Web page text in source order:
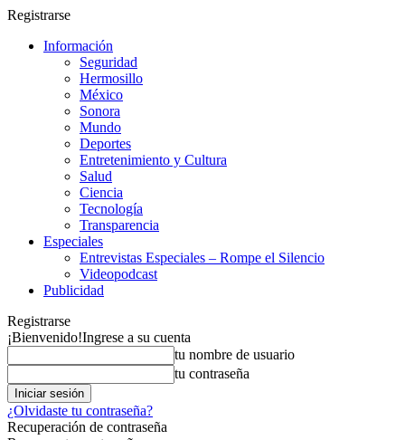
Registrarse
Información
Seguridad
Hermosillo
México
Sonora
Mundo
Deportes
Entretenimiento y Cultura
Salud
Ciencia
Tecnología
Transparencia
Especiales
Entrevistas Especiales – Rompe el Silencio
Videopodcast
Publicidad
Registrarse
¡Bienvenido!Ingrese a su cuenta
tu nombre de usuario
tu contraseña
¿Olvidaste tu contraseña?
Recuperación de contraseña